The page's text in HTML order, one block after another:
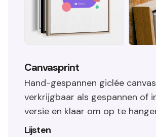
Canvasprint
Hand-gespannen giclée
verkrijgbaar als gespannen of
versie en klaar om op te
Lijsten